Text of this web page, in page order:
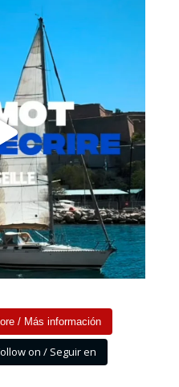
/ Más información
on / Seguir en